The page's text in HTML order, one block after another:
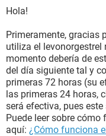
Hola!
Primeramente, gracias
utiliza el levonorgestrel
momento debería de
del día siguiente tal y
primeras 72 horas (su
las primeras 24 horas,
será efectiva, pues este
Puede leer sobre
aquí: ¿Cómo funciona